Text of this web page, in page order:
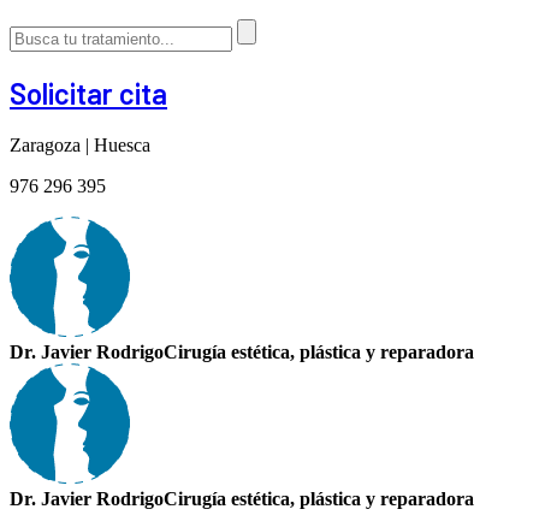
Solicitar cita
Zaragoza | Huesca
976 296 395
Dr. Javier RodrigoCirugía estética, plástica y reparadora
Dr. Javier RodrigoCirugía estética, plástica y reparadora